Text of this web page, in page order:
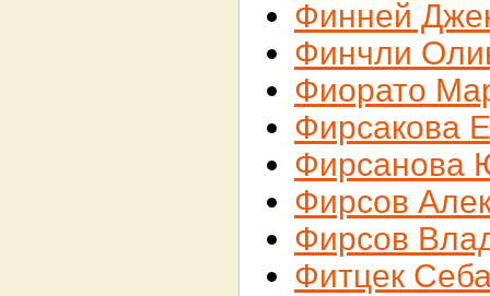
Финней
Финчли
Фиорато
Фирсакова
Фирсанова
Фирсов
Фирсов
Фитцек